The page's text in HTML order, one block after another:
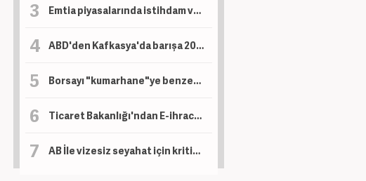
Emtia piyasalarında istihdam ve diplomasi rüzgarı: Altın ve gümüş coştu, petrol geriledi!
ABD'den Kafkasya'da barışa 201 milyon dolarlık yatırım! Trans-Hazar Girişim Fonu onaylandı
Borsayı "kumarhane"ye benzetmişti! 95 yaşındaki yatırımcı finans piyasalarını uyardı
Ticaret Bakanlığı'ndan E-ihracat hamlesi! Helal pazardan vergi düzenlemelerine kadar!
AB İle vizesiz seyahat için kritik adım! Kalan 6 kriter için çalışma başlatıldı